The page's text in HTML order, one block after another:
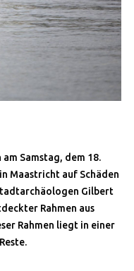
Samstag, dem 18.
Maastricht auf Schäden
Gilbert
Rahmen aus
Rahmen liegt in einer